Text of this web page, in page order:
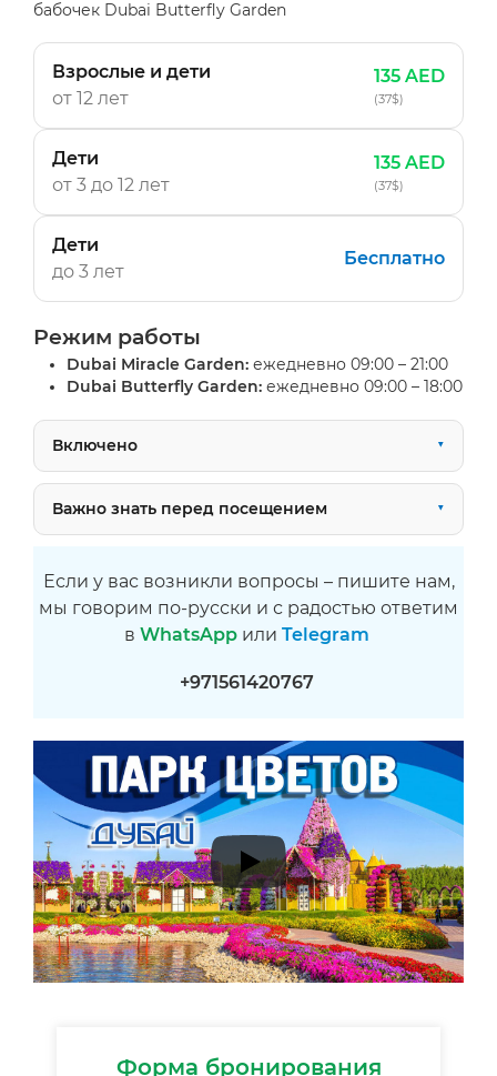
бабочек Dubai Butterfly Garden
Взрослые и дети
от 12 лет
135 AED
(37$)
Дети
от 3 до 12 лет
135 AED
(37$)
Дети
до 3 лет
Бесплатно
Режим работы
Dubai Miracle Garden: ежедневно 09:00 – 21:00
Dubai Butterfly Garden: ежедневно 09:00 – 18:00
Включено
Важно знать перед посещением
Если у вас возникли вопросы – пишите нам,
мы говорим по-русски и с радостью ответим
в WhatsApp или Telegram
+971561420767
Форма бронирования